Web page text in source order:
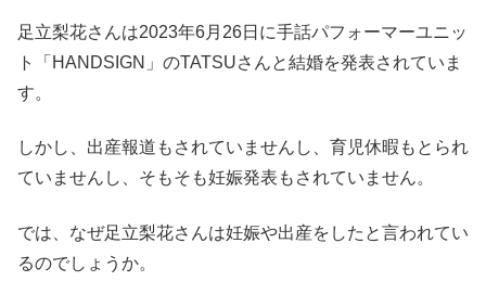
足立梨花さんは2023年6月26日に手話パフォーマーユニッ
ト「HANDSIGN」のTATSUさんと結婚を発表されていま
す。
しかし、出産報道もされていませんし、育児休暇もとられ
ていませんし、そもそも妊娠発表もされていません。
では、なぜ足立梨花さんは妊娠や出産をしたと言われてい
るのでしょうか。